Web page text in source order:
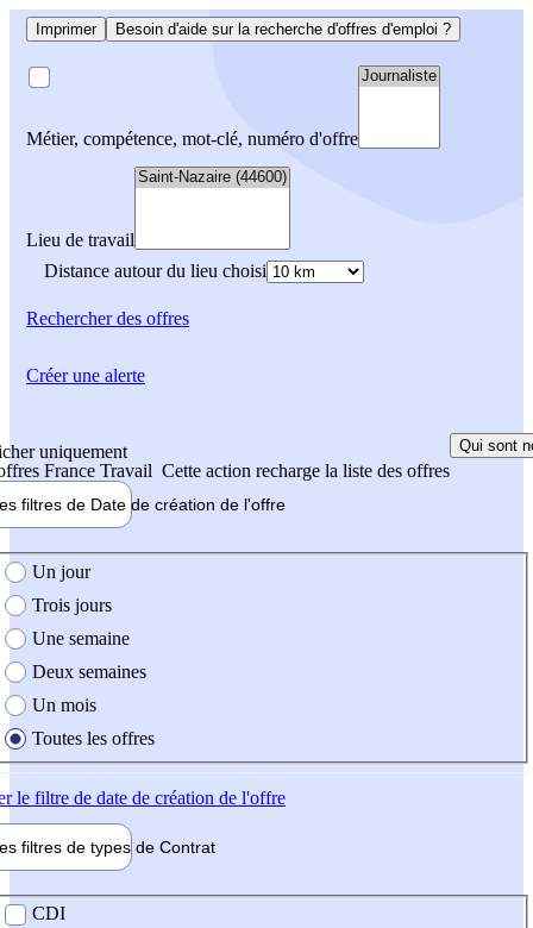
Imprimer Besoin d'aide sur la recherche d'offres d'emploi ?
Métier, compétence, mot-clé, numéro d'offre
Lieu de travail
Distance autour du lieu choisi
Rechercherdes offres
uniquement
France Travail Cette action recharge la liste des offres
Qui sont
filtres de Date de création de l'offre
création de l'offre
Un jour
Trois jours
Une semaine
Deux semaines
Un mois
Toutes les offres
le filtre de date de création de l'offre
filtres de types de Contrat
contrat
CDI
Créer une alerte